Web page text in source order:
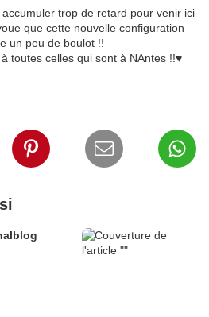
trop de retard pour venir ici
que cette nouvelle configuration
un peu de boulot !!
toutes celles qui sont à NAntes !!♥
depuis Canalblog